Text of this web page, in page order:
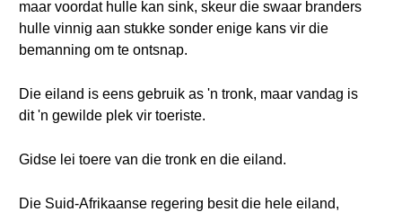
maar voordat hulle kan sink, skeur die swaar branders
hulle vinnig aan stukke sonder enige kans vir die
bemanning om te ontsnap.
Die eiland is eens gebruik as 'n tronk, maar vandag is
dit 'n gewilde plek vir toeriste.
Gidse lei toere van die tronk en die eiland.
Die Suid-Afrikaanse regering besit die hele eiland,